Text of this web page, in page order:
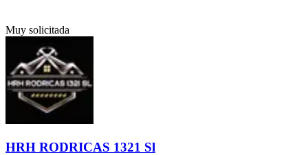
Muy solicitada
HRH RODRICAS 1321 Sl